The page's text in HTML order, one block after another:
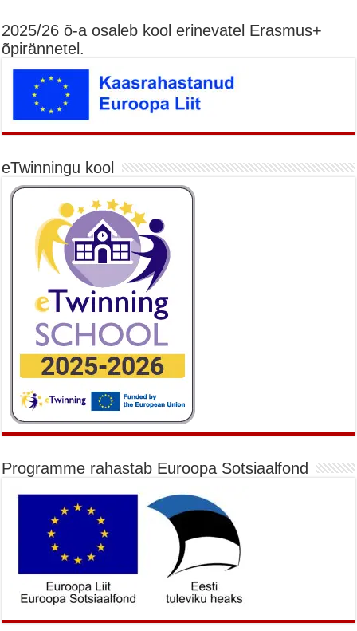
2025/26 õ-a osaleb kool erinevatel Erasmus+
õpirännetel.
eTwinningu kool
Programme rahastab Euroopa Sotsiaalfond